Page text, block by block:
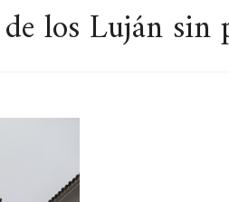
los Luján sin